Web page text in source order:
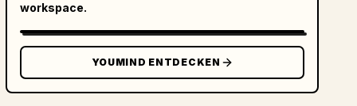
workspace.
YOUMIND ENTDECKEN